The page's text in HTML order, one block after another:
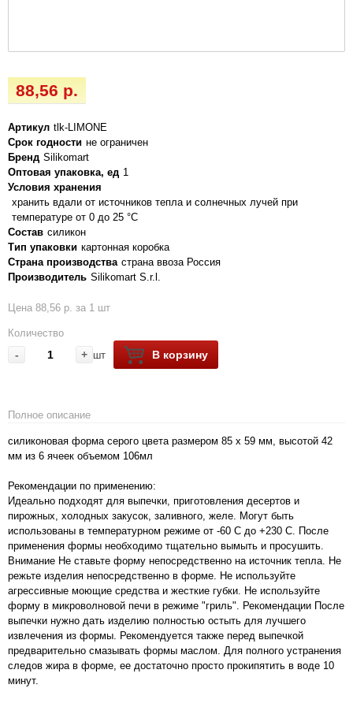
88,56 р.
Артикул tlk-LIMONE
Срок годности не ограничен
Бренд Silikomart
Оптовая упаковка, ед 1
Условия хранения
хранить вдали от источников тепла и солнечных лучей при
температуре от 0 до 25 °C
Состав силикон
Тип упаковки картонная коробка
Страна производства страна ввоза Россия
Производитель Silikomart S.r.l.
Цена 88,56 р. за 1 шт
Количество
- + шт В корзину
Полное описание
силиконовая форма серого цвета размером 85 x 59 мм, высотой 42
мм из 6 ячеек объемом 106мл
Рекомендации по применению:
Идеально подходят для выпечки, приготовления десертов и
пирожных, холодных закусок, заливного, желе. Могут быть
использованы в температурном режиме от -60 С до +230 С. После
применения формы необходимо тщательно вымыть и просушить.
Внимание Не ставьте форму непосредственно на источник тепла. Не
режьте изделия непосредственно в форме. Не используйте
агрессивные моющие средства и жесткие губки. Не используйте
форму в микроволновой печи в режиме "гриль". Рекомендации После
выпечки нужно дать изделию полностью остыть для лучшего
извлечения из формы. Рекомендуется также перед выпечкой
предварительно смазывать формы маслом. Для полного устранения
следов жира в форме, ее достаточно просто прокипятить в воде 10
минут.